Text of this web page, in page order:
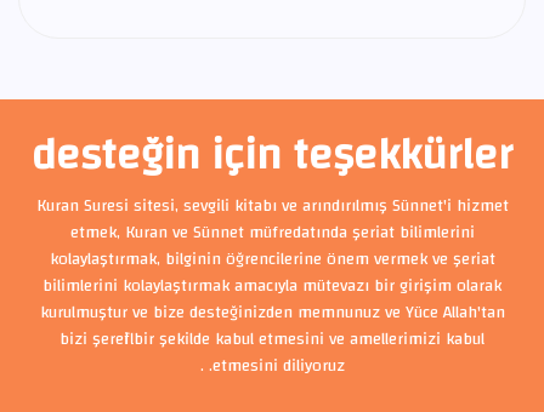
desteğin için teşekkürler
Kuran Suresi sitesi, sevgili kitabı ve arındırılmış Sünnet'i hizmet
etmek, Kuran ve Sünnet müfredatında şeriat bilimlerini
kolaylaştırmak, bilginin öğrencilerine önem vermek ve şeriat
bilimlerini kolaylaştırmak amacıyla mütevazı bir girişim olarak
kurulmuştur ve bize desteğinizden memnunuz ve Yüce Allah'tan
bizi şerefli bir şekilde kabul etmesini ve amellerimizi kabul
etmesini diliyoruz. .